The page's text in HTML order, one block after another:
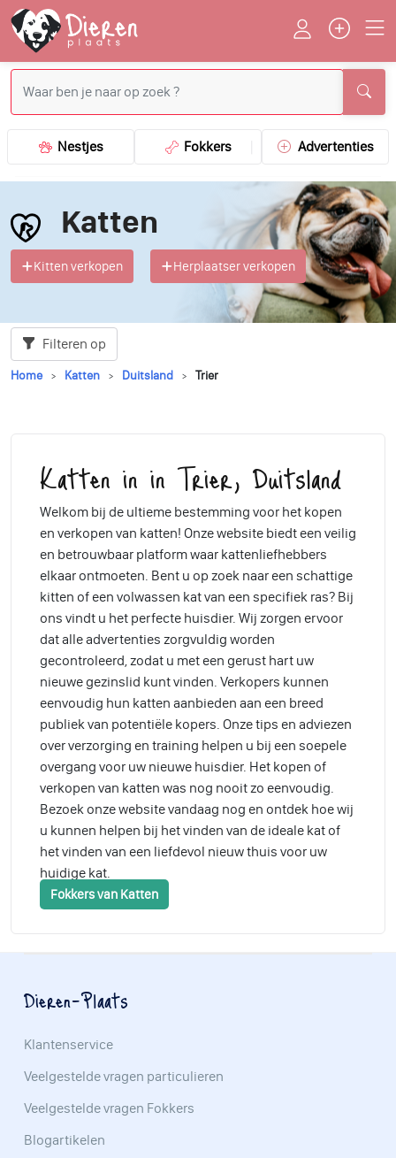
Nestjes Fokkers Advertenties
Katten
Kitten verkopen Herplaatser verkopen
Filteren op
Home Katten Duitsland Trier
Katten in in Trier, Duitsland
Welkom bij de ultieme bestemming voor het kopen
en verkopen van katten! Onze website biedt een veilig
en betrouwbaar platform waar kattenliefhebbers
elkaar ontmoeten. Bent u op zoek naar een schattige
kitten of een volwassen kat van een specifiek ras? Bij
ons vindt u het perfecte huisdier. Wij zorgen ervoor
dat alle advertenties zorgvuldig worden
gecontroleerd, zodat u met een gerust hart uw
nieuwe gezinslid kunt vinden. Verkopers kunnen
eenvoudig hun katten aanbieden aan een breed
publiek van potentiële kopers. Onze tips en adviezen
over verzorging en training helpen u bij een soepele
overgang voor uw nieuwe huisdier. Het kopen of
verkopen van katten was nog nooit zo eenvoudig.
Bezoek onze website vandaag nog en ontdek hoe wij
u kunnen helpen bij het vinden van de ideale kat of
het vinden van een liefdevol nieuw thuis voor uw
huidige kat.
Fokkers van Katten
Dieren-Plaats
Klantenservice
Veelgestelde vragen particulieren
Veelgestelde vragen Fokkers
Blogartikelen